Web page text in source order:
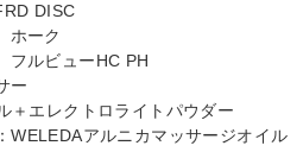
DISC
ーク
ルビューHC PH
ー
＋エレクトロライトパウダー
WELEDAアルニカマッサージオイル